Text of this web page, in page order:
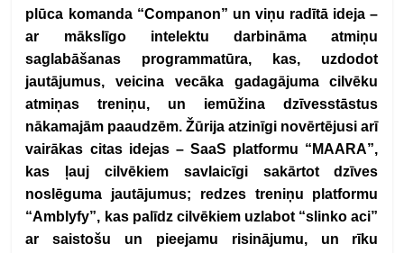
plūca komanda “Companon” un viņu radītā ideja –
ar mākslīgo intelektu darbināma atmiņu
saglabāšanas programmatūra, kas, uzdodot
jautājumus, veicina vecāka gadagājuma cilvēku
atmiņas treniņu, un iemūžina dzīvesstāstus
nākamajām paaudzēm. Žūrija atzinīgi novērtējusi arī
vairākas citas idejas – SaaS platformu “MAARA”,
kas ļauj cilvēkiem savlaicīgi sakārtot dzīves
noslēguma jautājumus; redzes treniņu platformu
“Amblyfy”, kas palīdz cilvēkiem uzlabot “slinko aci”
ar saistošu un pieejamu risinājumu, un rīku